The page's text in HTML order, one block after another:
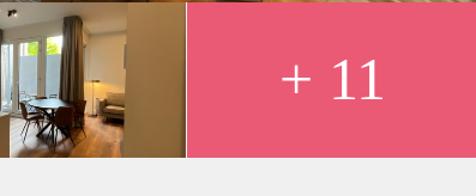
tv)
diverse horecagelegenheden en winkels.
+ 11